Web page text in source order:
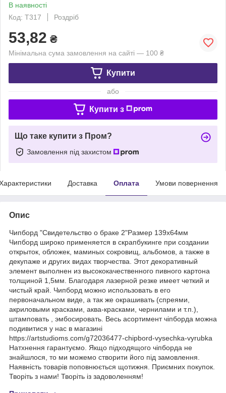
В наявності
Код: Т317
Роздріб
53,82 ₴
Мінімальна сума замовлення на сайті — 100 ₴
Купити
або
Купити з
Що таке купити з Пром?
Замовлення під захистом
Доставка Оплата Умови повернення
Опис
Чипборд "Свидетельство о браке 2"Размер 139x64мм
Чипборд широко применяется в скрапбукинге при создании
открыток, обложек, маминых сокровищ, альбомов, а также в
декупаже и других видах творчества. Этот декоративный
элемент выполнен из высококачественного пивного картона
толщиной 1,5мм. Благодаря лазерной резке имеет четкий и
чистый край. Чипборд можно использовать в его
первоначальном виде, а так же окрашивать (спреями,
акриловыми красками, аква-красками, чернилами и т.п.),
штамповать , эмбосировать. Весь асортимент чіпборда можна
подивитися у нас в магазині
https://artstudioms.com/g72036477-chipbord-vysechka-vyrubka
Натхнення гарантуємо. Якщо підходящого чіпборда не
знайшлося, то ми можемо створити його під замовлення.
Наявність товарів поповнюється щотижня. Приємних покупок.
Творіть з нами! Творіть із задоволенням!